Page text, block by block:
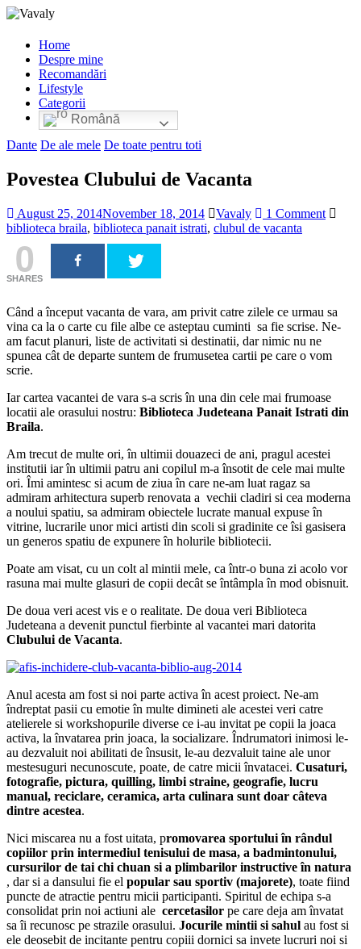
Home
Despre mine
Recomandări
Lifestyle
Categorii
Română
Dante De ale mele De toate pentru toti
Povestea Clubului de Vacanta
August 25, 2014November 18, 2014 Vavaly
1 Comment
biblioteca braila, biblioteca panait istrati, clubul de vacanta
0
SHARES
Când a început vacanta de vara, am privit catre zilele ce urmau sa
vina ca la o carte cu file albe ce asteptau cuminti sa fie scrise. Ne-
am facut planuri, liste de activitati si destinatii, dar nimic nu ne
spunea cât de departe suntem de frumusetea cartii pe care o vom
scrie.
Iar cartea vacantei de vara s-a scris în una din cele mai frumoase
locatii ale orasului nostru: Biblioteca Judeteana Panait Istrati din
Braila.
Am trecut de multe ori, în ultimii douazeci de ani, pragul acestei
institutii iar în ultimii patru ani copilul m-a însotit de cele mai multe
ori. Îmi amintesc si acum de ziua în care ne-am luat ragaz sa
admiram arhitectura superb renovata a vechii cladiri si cea moderna
a noului spatiu, sa admiram obiectele lucrate manual expuse în
vitrine, lucrarile unor mici artisti din scoli si gradinite ce îsi gasisera
un generos spatiu de expunere în holurile bibliotecii.
Poate am visat, cu un colt al mintii mele, ca într-o buna zi acolo vor
rasuna mai multe glasuri de copii decât se întâmpla în mod obisnuit.
De doua veri acest vis e o realitate. De doua veri Biblioteca
Judeteana a devenit punctul fierbinte al vacantei mari datorita
Clubului de Vacanta.
Anul acesta am fost si noi parte activa în acest proiect. Ne-am
îndreptat pasii cu emotie în multe dimineti ale acestei veri catre
atelierele si workshopurile diverse ce i-au invitat pe copii la joaca
activa, la învatarea prin joaca, la socializare. Îndrumatori inimosi le-
au dezvaluit noi abilitati de însusit, le-au dezvaluit taine ale unor
mestesuguri necunoscute, poate, de catre micii învatacei. Cusaturi,
fotografie, pictura, quilling, limbi straine, geografie, lucru
manual, reciclare, ceramica, arta culinara sunt doar câteva
dintre acestea.
Nici miscarea nu a fost uitata, promovarea sportului în rândul
copiilor prin intermediul tenisului de masa, a badmintonului,
cursurilor de tai chi chuan si a plimbarilor instructive în natura
, dar si a dansului fie el popular sau sportiv (majorete), toate fiind
puncte de atractie pentru micii participanti. Spiritul de echipa s-a
consolidat prin noi actiuni ale cercetasilor pe care deja am învatat
sa îi recunosc pe strazile orasului. Jocurile mintii si sahul au fost si
ele deosebit de incitante pentru copiii dornici sa invete lucruri noi si